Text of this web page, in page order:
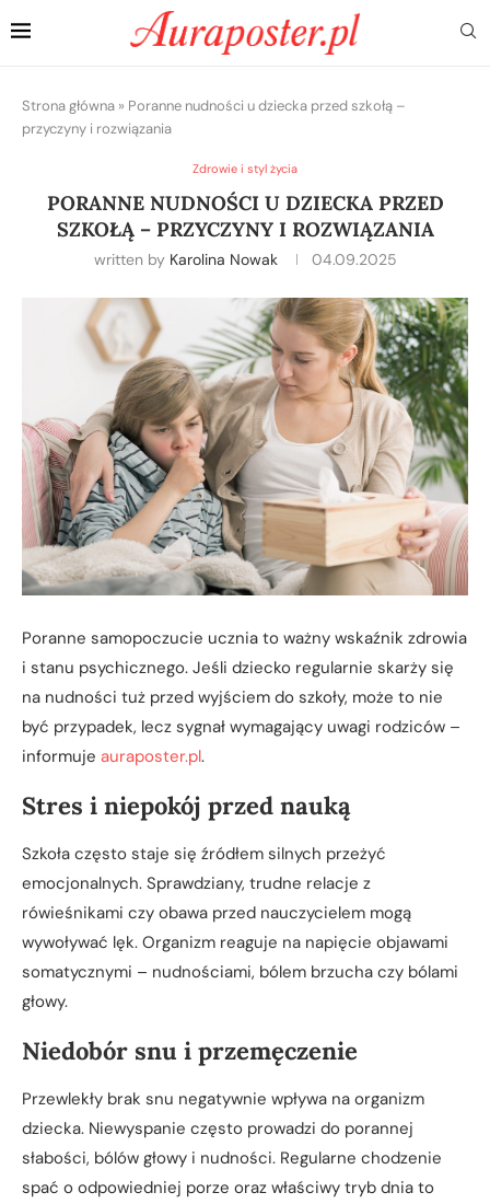
Strona główna » Poranne nudności u dziecka przed szkołą –
przyczyny i rozwiązania
Zdrowie i styl życia
PORANNE NUDNOŚCI U DZIECKA PRZED
SZKOŁĄ – PRZYCZYNY I ROZWIĄZANIA
written by Karolina Nowak 04.09.2025
Poranne samopoczucie ucznia to ważny wskaźnik zdrowia
i stanu psychicznego. Jeśli dziecko regularnie skarży się
na nudności tuż przed wyjściem do szkoły, może to nie
być przypadek, lecz sygnał wymagający uwagi rodziców –
informuje auraposter.pl.
Stres i niepokój przed nauką
Szkoła często staje się źródłem silnych przeżyć
emocjonalnych. Sprawdziany, trudne relacje z
rówieśnikami czy obawa przed nauczycielem mogą
wywoływać lęk. Organizm reaguje na napięcie objawami
somatycznymi – nudnościami, bólem brzucha czy bólami
głowy.
Niedobór snu i przemęczenie
Przewlekły brak snu negatywnie wpływa na organizm
dziecka. Niewyspanie często prowadzi do porannej
słabości, bólów głowy i nudności. Regularne chodzenie
spać o odpowiedniej porze oraz właściwy tryb dnia to